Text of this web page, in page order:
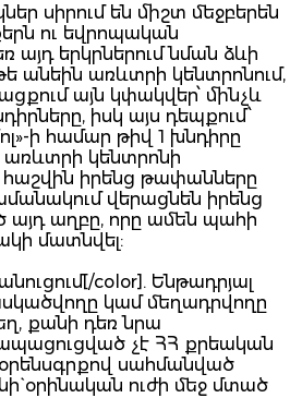
սիրում են միշտ մեջբերեն
ու եվրոպական
այդ երկրներում նման ձևի
անեին առևտրի կենտրոնում,
այն կփակվեր՝ մինչև
իսկ այս դեպքում՝
ի համար թիվ 1 խնդիրը
առևտրի կենտրոնի
իրենց թափանները
վերացնեն իրենց
այդ աղբը, որը ամեն պահի
մատնվել:
color]. Ենթադրյալ
կամ մեղադրվողը
քանի դեռ նրա
ապացուցված չէ ՀՀ քրեական
սահմանված
օրինական ուժի մեջ մտած